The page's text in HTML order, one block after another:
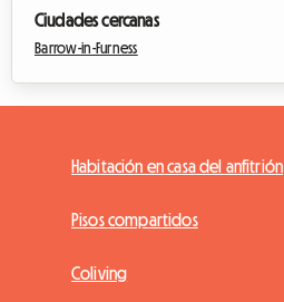
Ciudades cercanas
Barrow-in-Furness
Habitación en casa del anfitrión
Pisos compartidos
Coliving